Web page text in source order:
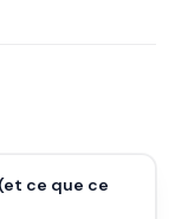
ce que ce